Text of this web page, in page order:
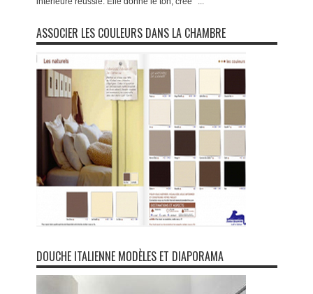
ASSOCIER LES COULEURS DANS LA CHAMBRE
DOUCHE ITALIENNE MODÈLES ET DIAPORAMA